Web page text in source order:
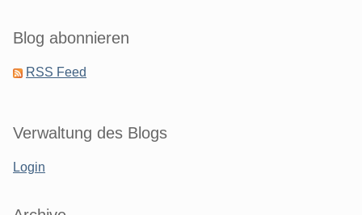
Blog abonnieren
RSS Feed
Verwaltung des Blogs
Login